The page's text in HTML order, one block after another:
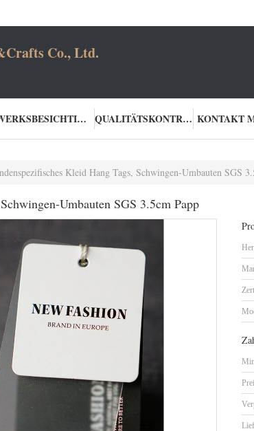
Co., Ltd.
WERKSBESICHTIGUNG QUALITÄTSKONTROLLE KONTAKT
Kleid Hang Tags, Schwingen-Umbauten SGS
Umbauten SGS 3.5cm Papp